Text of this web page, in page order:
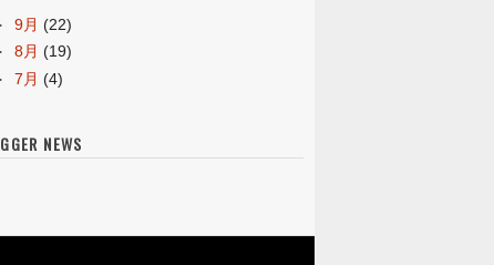
9月 (22)
8月 (19)
7月 (4)
NEWS